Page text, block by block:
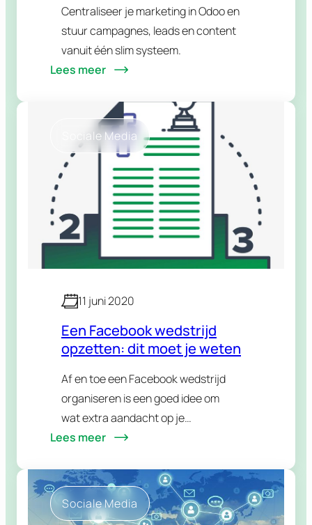
Centraliseer je marketing in Odoo en
stuur campagnes, leads en content
vanuit één slim systeem.
Lees meer
Sociale Media
11 juni 2020
Een Facebook wedstrijd
opzetten: dit moet je weten
Af en toe een Facebook wedstrijd
organiseren is een goed idee om
wat extra aandacht op je
onderneming te vestigen. Het is een
met jouw volgers op sociale media te
verhogen zonder…
Lees meer
Sociale Media